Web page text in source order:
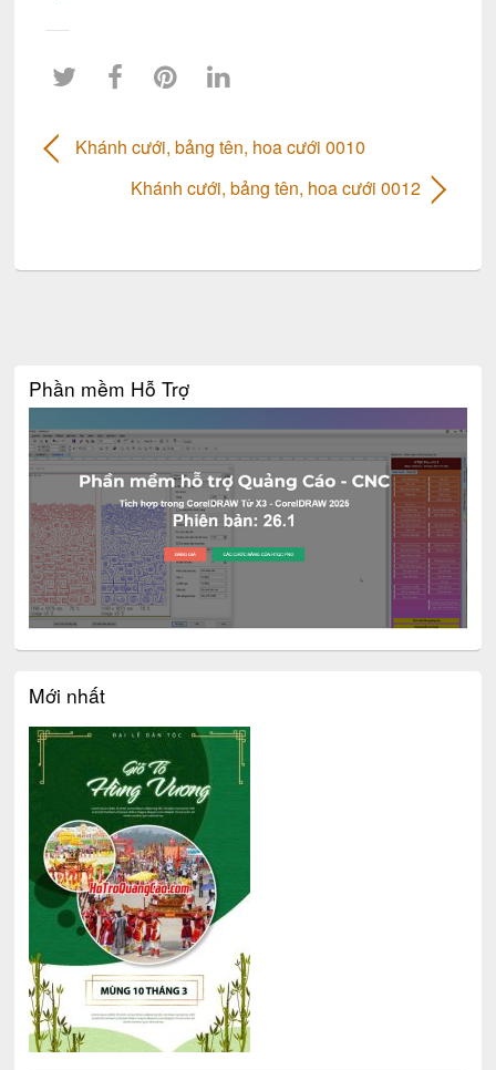
Khánh cưới, bảng tên, hoa cưới 0010
Khánh cưới, bảng tên, hoa cưới 0012
Phần mềm Hỗ Trợ
Mới nhất